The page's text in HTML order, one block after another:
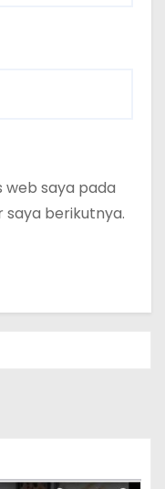
web saya pada
berikutnya.